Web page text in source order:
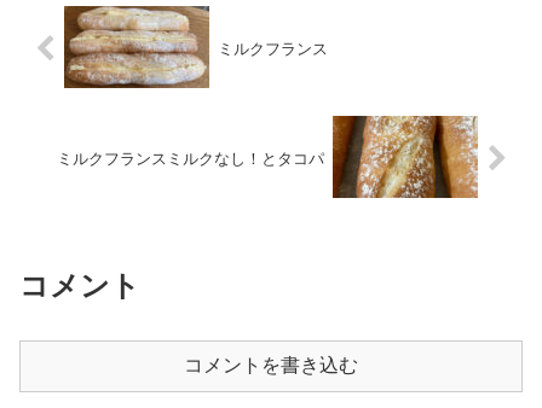
ミルクフランス
ミルクフランスミルクなし！とタコパ
コメント
コメントを書き込む